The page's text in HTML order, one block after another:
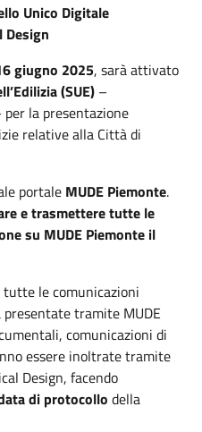
Unico Digitale
Design
giugno 2025, sarà attivato
(SUE) –
la presentazione
relative alla Città di
portale MUDE Piemonte.
e trasmettere tutte le
su MUDE Piemonte il
le comunicazioni
tramite MUDE
comunicazioni di
essere inoltrate tramite
Design, facendo
di protocollo della